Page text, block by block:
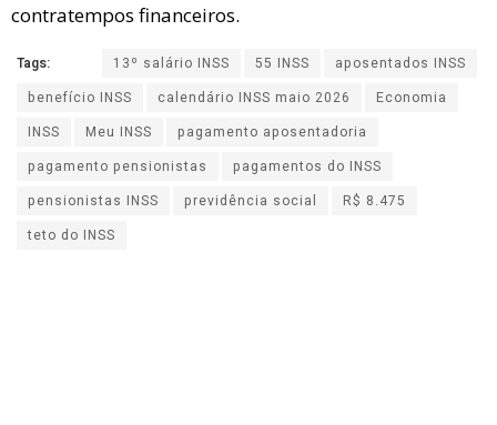
contratempos financeiros.
Tags: 13º salário INSS 55 INSS
aposentados INSS
benefício INSS
calendário INSS maio 2026
Economia
INSS
Meu INSS
pagamento aposentadoria
pagamento pensionistas
pagamentos do INSS
pensionistas INSS
previdência social
R$ 8.475
teto do INSS